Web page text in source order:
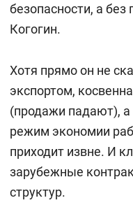
безопасности, а
Когогин.
Хотя прямо он не
экспортом,
(продажи падают), а
режим экономии
приходит извне. И
зарубежные
структур.